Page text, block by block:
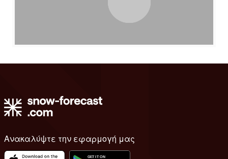
Ανακαλύψτε την εφαρμογή μας